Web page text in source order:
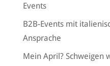
Events
B2B-Events mit
Ansprache
Mein April? Schweigen